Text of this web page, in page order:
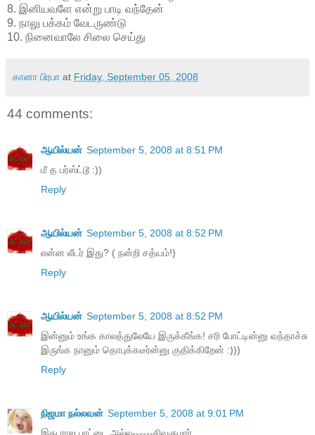
8. இனியவளே என்று பாடி வந்தேன்
9. நாலு பக்கம் வேடருண்டு
10. நினைவாலே சிலை செய்து
கானா பிரபா at Friday, September 05, 2008
44 comments:
ஆயில்யன் September 5, 2008 at 8:51 PM
மீ த பர்ஸ்ட்டூ :))
Reply
ஆயில்யன் September 5, 2008 at 8:52 PM
என்ன லீடர் இது? ( நன்றி சத்யம்!)
Reply
ஆயில்யன் September 5, 2008 at 8:52 PM
இன்னும் உங்க காலத்துலேயே இருக்கீங்க! சரி போட்டின்னு வந்தாச்சு
இருங்க நானும் தொபுக்கடீர்ன்னு குதிக்கிறேன் :)))
Reply
நிஜமா நல்லவன் September 5, 2008 at 9:01 PM